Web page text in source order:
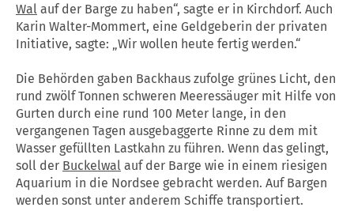
Wal auf der Barge zu haben“, sagte er in Kirchdorf. Auch
Karin Walter-Mommert, eine Geldgeberin der privaten
Initiative, sagte: „Wir wollen heute fertig werden.“
Die Behörden gaben Backhaus zufolge grünes Licht, den
rund zwölf Tonnen schweren Meeressäuger mit Hilfe von
Gurten durch eine rund 100 Meter lange, in den
vergangenen Tagen ausgebaggerte Rinne zu dem mit
Wasser gefüllten Lastkahn zu führen. Wenn das gelingt,
soll der Buckelwal auf der Barge wie in einem riesigen
Aquarium in die Nordsee gebracht werden. Auf Bargen
werden sonst unter anderem Schiffe transportiert.